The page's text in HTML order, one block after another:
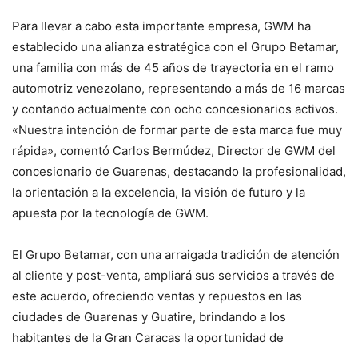
Para llevar a cabo esta importante empresa, GWM ha
establecido una alianza estratégica con el Grupo Betamar,
una familia con más de 45 años de trayectoria en el ramo
automotriz venezolano, representando a más de 16 marcas
y contando actualmente con ocho concesionarios activos.
«Nuestra intención de formar parte de esta marca fue muy
rápida», comentó Carlos Bermúdez, Director de GWM del
concesionario de Guarenas, destacando la profesionalidad,
la orientación a la excelencia, la visión de futuro y la
apuesta por la tecnología de GWM.
El Grupo Betamar, con una arraigada tradición de atención
al cliente y post-venta, ampliará sus servicios a través de
este acuerdo, ofreciendo ventas y repuestos en las
ciudades de Guarenas y Guatire, brindando a los
habitantes de la Gran Caracas la oportunidad de